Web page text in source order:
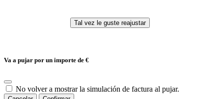
Va a pujar por un importe de €
No volver a mostrar la simulación de factura al pujar.